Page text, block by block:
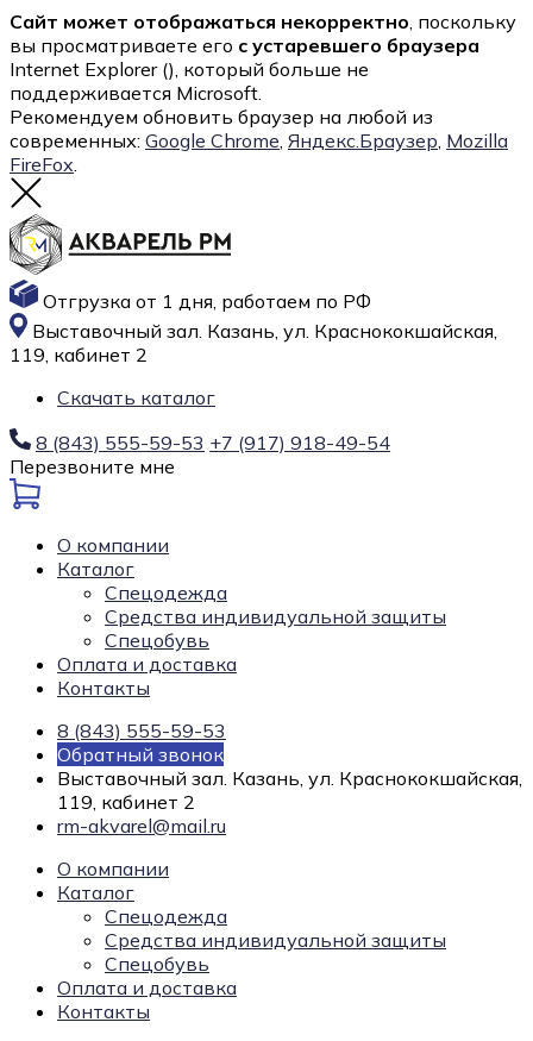
Сайт может отображаться некорректно, поскольку
вы просматриваете его с устаревшего браузера
Internet Explorer (), который больше не
поддерживается Microsoft.
Рекомендуем обновить браузер на любой из
современных: Google Chrome, Яндекс.Браузер, Mozilla
FireFox.
Отгрузка от 1 дня, работаем по РФ
Выставочный зал. Казань, ул. Краснококшайская,
119, кабинет 2
Скачать каталог
8 (843) 555-59-53 +7 (917) 918-49-54
Перезвоните мне
О компании
Каталог
Спецодежда
Средства индивидуальной защиты
Спецобувь
Оплата и доставка
Контакты
8 (843) 555-59-53
Обратный звонок
Выставочный зал. Казань, ул. Краснококшайская,
119, кабинет 2
rm-akvarel@mail.ru
О компании
Каталог
Спецодежда
Средства индивидуальной защиты
Спецобувь
Оплата и доставка
Контакты